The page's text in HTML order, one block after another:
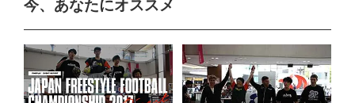
今、あなたにオススメ